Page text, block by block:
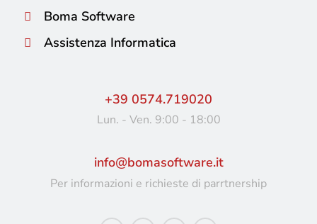
Boma Software
Assistenza Informatica
+39 0574.719020
Lun. - Ven. 9:00 - 18:00
info@bomasoftware.it
Per informazioni e richieste di parrtnership